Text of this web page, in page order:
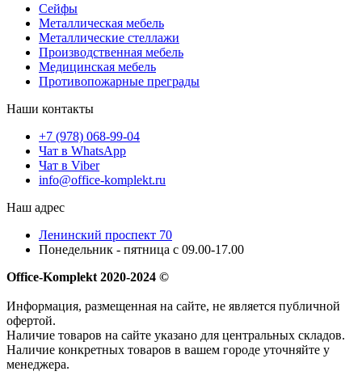
Сейфы
Металлическая мебель
Металлические стеллажи
Производственная мебель
Медицинская мебель
Противопожарные преграды
Наши контакты
+7 (978) 068-99-04
Чат в WhatsApp
Чат в Viber
info@office-komplekt.ru
Наш адрес
Ленинский проспект 70
Понедельник - пятница с 09.00-17.00
Office-Komplekt 2020-2024 ©
Информация, размещенная на сайте, не является публичной
офертой.
Наличие товаров на сайте указано для центральных складов.
Наличие конкретных товаров в вашем городе уточняйте у
менеджера.